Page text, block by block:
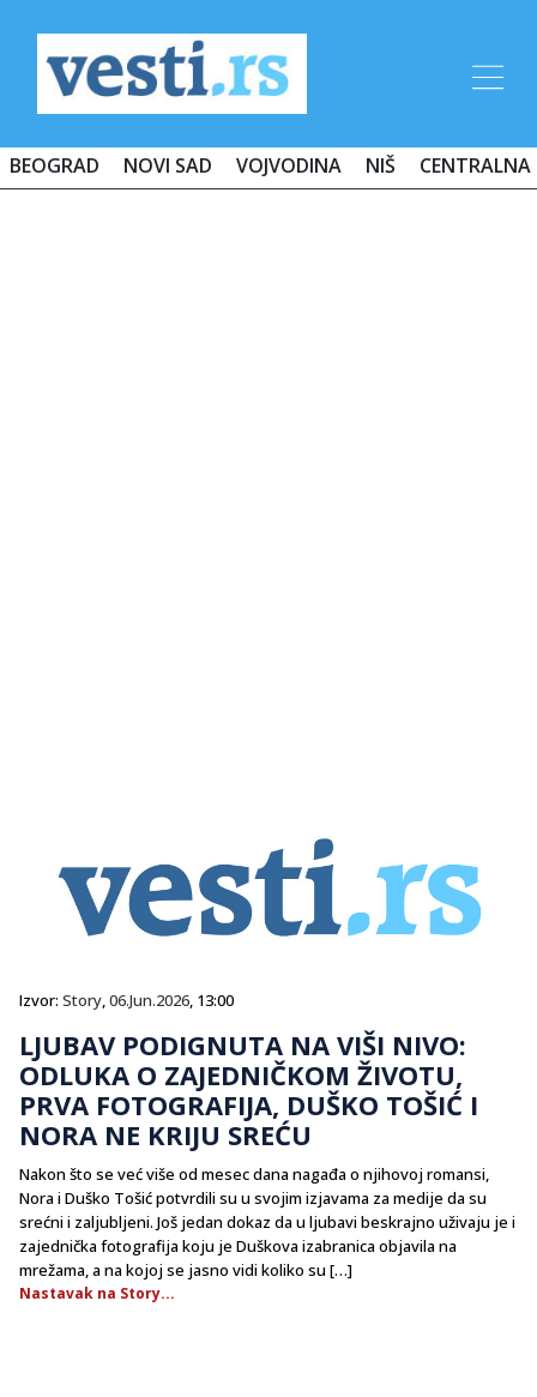
BEOGRAD NOVI SAD VOJVODINA NIŠ CENTRALNA
Izvor: Story,06.Jun.2026, 13:00
LJUBAV PODIGNUTA NA VIŠI NIVO:
ODLUKA O ZAJEDNIČKOM ŽIVOTU,
PRVA FOTOGRAFIJA, DUŠKO TOŠIĆ I
NORA NE KRIJU SREĆU
Nakon što se već više od mesec dana nagađa o njihovoj romansi,
Nora i Duško Tošić potvrdili su u svojim izjavama za medije da su
srećni i zaljubljeni. Još jedan dokaz da u ljubavi beskrajno uživaju je i
zajednička fotografija koju je Duškova izabranica objavila na
mrežama, a na kojoj se jasno vidi koliko su […]
Nastavak na Story...